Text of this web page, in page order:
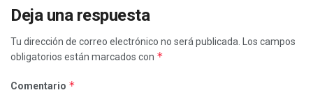
Deja una respuesta
Tu dirección de correo electrónico no será publicada. Los campos
obligatorios están marcados con *
Comentario *